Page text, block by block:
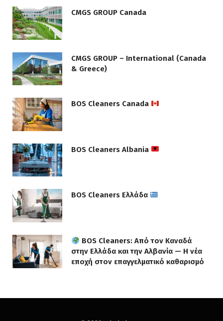
CMGS GROUP Canada
CMGS GROUP – International (Canada
& Greece)
BOS Cleaners Canada
BOS Cleaners Albania
BOS Cleaners Ελλάδα
BOS Cleaners: Από τον Καναδά
στην Ελλάδα και την Αλβανία — Η νέα
εποχή στον επαγγελματικό καθαρισμό